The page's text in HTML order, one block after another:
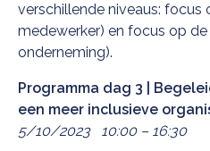
verschillende niveaus: focus
medewerker) en focus op
onderneming).
Programma dag 3 |
een meer inclusieve
5/10/2023 10:00 – 16:30